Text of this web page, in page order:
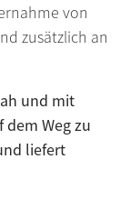
von
zusätzlich an
und mit
Weg zu
liefert